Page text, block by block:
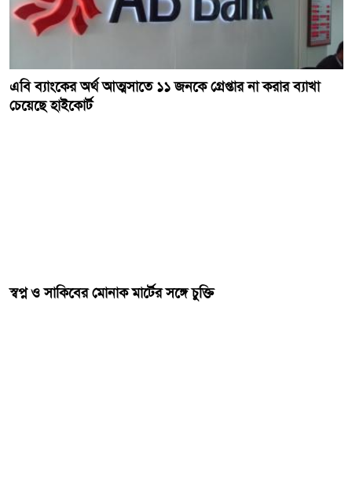
এবি ব্যাংকের অর্থ আত্মসাতে ১১ জনকে গ্রেপ্তার না করার ব্যাখা
চেয়েছে হাইকোর্ট
স্বপ্ন ও সাকিবের মোনাক মার্টের সঙ্গে চুক্তি